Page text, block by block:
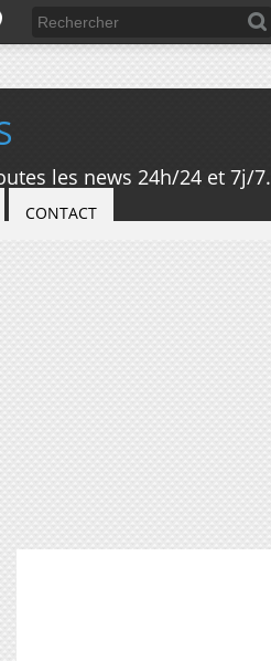
les news 24h/24 et 7j/7.
CONTACT